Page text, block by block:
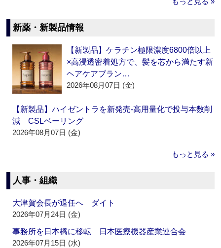
新薬・新製品情報
【新製品】ケラチン極限濃度6800倍以上
×高浸透密着処方で、髪を芯から満たす新
ヘアケアブラン…
2026年08月07日 (金)
【新製品】ハイゼントラを新発売‐高用量化で投与本数削
減 CSLベーリング
2026年08月07日 (金)
もっと見る »
人事・組織
大津賀会長が退任へ ダイト
2026年07月24日 (金)
事務所を日本橋に移転 日本医療機器産業連合会
2026年07月15日 (水)